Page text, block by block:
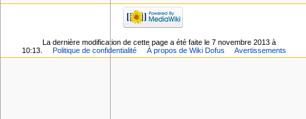
La dernière modification de cette page a été faite le 7 novembre 2013 à
10:13.
Politique de confidentialité À propos de Wiki Dofus Avertissements